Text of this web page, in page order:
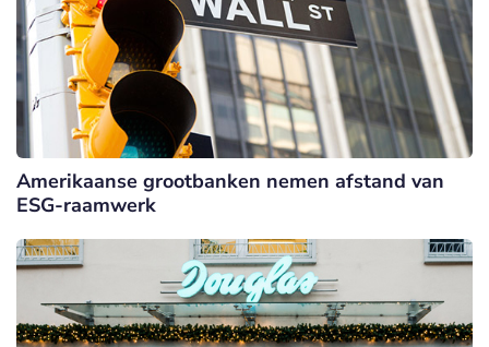
Amerikaanse grootbanken nemen afstand van
ESG-raamwerk